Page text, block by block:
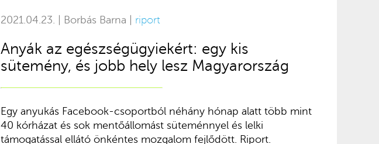
2021.04.23. | Borbás Barna | riport
Anyák az egészségügyiekért: egy kis
sütemény, és jobb hely lesz Magyarország
Egy anyukás Facebook-csoportból néhány hónap alatt több mint
40 kórházat és sok mentőállomást süteménnyel és lelki
támogatással ellátó önkéntes mozgalom fejlődött. Riport.